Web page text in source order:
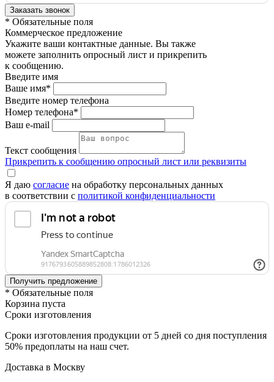
* Обязательные поля
Коммерческое предложение
Укажите ваши контактные данные. Вы также
можете заполнить опросный лист и прикрепить
к сообщению.
Введите имя
Ваше имя*
Введите номер телефона
Номер телефона*
Ваш e-mail
Текст сообщения
Прикрепить к сообщению опросный лист или реквизиты
Я даю согласие на обработку персональных данных
в соответствии с политикой конфиденциальности
* Обязательные поля
Корзина пуста
Сроки изготовления
Сроки изготовления продукции от 5 дней со дня поступления
50% предоплаты на наш счет.
Доставка в Москву